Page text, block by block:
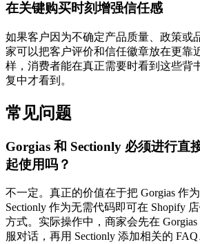
在关键购买时刻增强信任感
如果客户因为不确定产品质量、政策或
家可以把客户评价和信任徽章放在更靠
样，消费者能在真正需要时看到这些背
复中才看到。
常见问题
Gorgias 和 Sectionly 必须进行直
起使用吗？
不一定。真正的价值在于把 Gorgias 作
Sectionly 作为无需代码即可在 Shopify
方式。实际操作中，商家会先在
服对话，再用 Sectionly 添加相关的